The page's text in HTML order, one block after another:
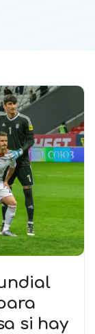
si hay